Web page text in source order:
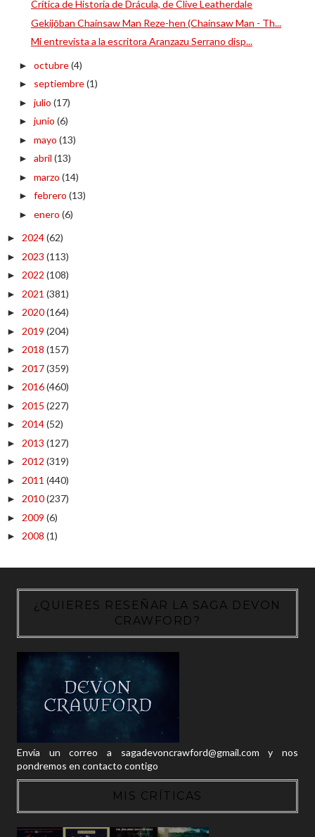
Crítica de Historia de Drácula, de Clive Leatherdale
Gekijōban Chainsaw Man Reze-hen (Chainsaw Man - Th...
Mi entrevista a la escritora Aranzazu Serrano disp...
► octubre(4)
► septiembre(1)
► julio (17)
► junio (6)
► mayo (13)
► abril (13)
► marzo (14)
► febrero (13)
► enero (6)
► 2024(62)
► 2023 (113)
► 2022 (108)
► 2021 (381)
► 2020(164)
► 2019 (204)
► 2018 (157)
► 2017(359)
► 2016(460)
► 2015 (227)
► 2014(52)
► 2013 (127)
► 2012 (319)
► 2011 (440)
► 2010(237)
► 2009 (6)
► 2008 (1)
¿QUIERES RESEÑAR LA SAGA DEVON
CRAWFORD?
Envía un correo a sagadevoncrawford@gmail.com y nos
pondremos en contacto contigo
MIS CRÍTICAS